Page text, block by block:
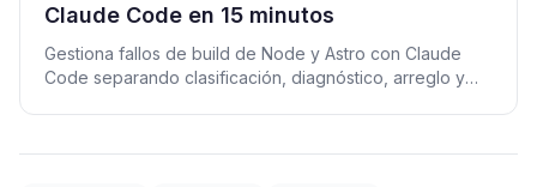
Claude Code en 15 minutos
Gestiona fallos de build de Node y Astro con Claude
Code separando clasificación, diagnóstico, arreglo y